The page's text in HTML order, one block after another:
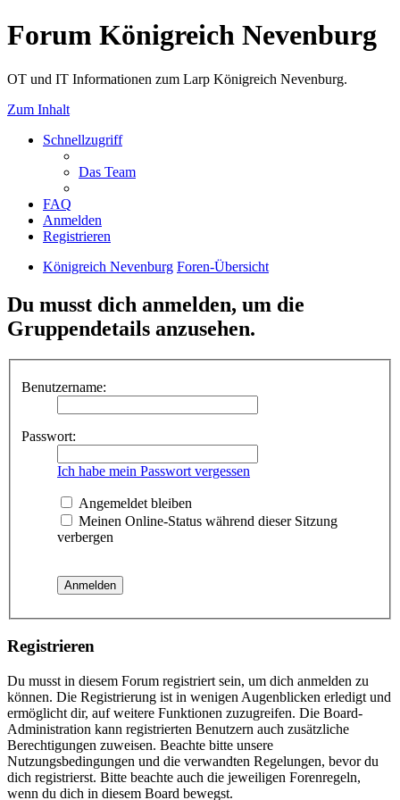
Forum Königreich Nevenburg
OT und IT Informationen zum Larp Königreich Nevenburg.
Zum Inhalt
Schnellzugriff
Das Team
FAQ
Anmelden
Registrieren
Königreich Nevenburg Foren-Übersicht
Du musst dich anmelden, um die
Gruppendetails anzusehen.
Benutzername:
Passwort:
Ich habe mein Passwort vergessen
Angemeldet bleiben
Meinen Online-Status während dieser Sitzung
verbergen
Registrieren
Du musst in diesem Forum registriert sein, um dich anmelden zu
können. Die Registrierung ist in wenigen Augenblicken erledigt und
ermöglicht dir, auf weitere Funktionen zuzugreifen. Die Board-
Administration kann registrierten Benutzern auch zusätzliche
Berechtigungen zuweisen. Beachte bitte unsere
Nutzungsbedingungen und die verwandten Regelungen, bevor du
dich registrierst. Bitte beachte auch die jeweiligen Forenregeln,
wenn du dich in diesem Board bewegst.